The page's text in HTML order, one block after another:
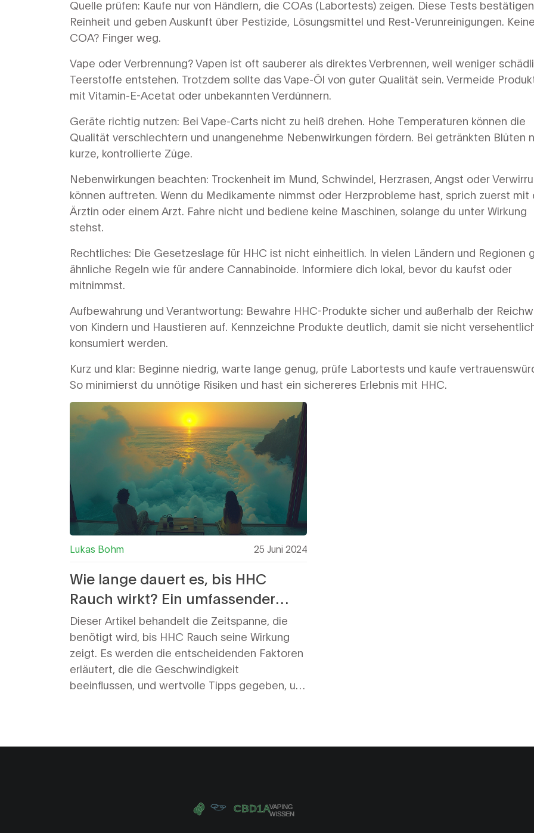
Quelle prüfen: Kaufe nur von Händlern, die COAs (Labortests) zeigen. Diese Tests bestätigen
Reinheit und geben Auskunft über Pestizide, Lösungsmittel und Rest-Verunreinigungen. Keine
COA? Finger weg.
Vape oder Verbrennung? Vapen ist oft sauberer als direktes Verbrennen, weil weniger
Teerstoffe entstehen. Trotzdem sollte das Vape-Öl von guter Qualität sein. Vermeide
mit Vitamin-E-Acetat oder unbekannten Verdünnern.
Geräte richtig nutzen: Bei Vape-Carts nicht zu heiß drehen. Hohe Temperaturen können die
Qualität verschlechtern und unangenehme Nebenwirkungen fördern. Bei getränkten Blüten
kurze, kontrollierte Züge.
Nebenwirkungen beachten: Trockenheit im Mund, Schwindel, Herzrasen, Angst oder
können auftreten. Wenn du Medikamente nimmst oder Herzprobleme hast, sprich zuerst mit
Ärztin oder einem Arzt. Fahre nicht und bediene keine Maschinen, solange du unter Wirkung
stehst.
Rechtliches: Die Gesetzeslage für HHC ist nicht einheitlich. In vielen Ländern und Regionen
ähnliche Regeln wie für andere Cannabinoide. Informiere dich lokal, bevor du kaufst oder
mitnimmst.
Aufbewahrung und Verantwortung: Bewahre HHC-Produkte sicher und außerhalb der
von Kindern und Haustieren auf. Kennzeichne Produkte deutlich, damit sie nicht
konsumiert werden.
Kurz und klar: Beginne niedrig, warte lange genug, prüfe Labortests und kaufe
So minimierst du unnötige Risiken und hast ein sichereres Erlebnis mit HHC.
Lukas Bohm 25 Juni 2024
Wie lange dauert es, bis HHC
Rauch wirkt? Ein umfassender
Leitfaden
Dieser Artikel behandelt die Zeitspanne, die
benötigt wird, bis HHC Rauch seine Wirkung
zeigt. Es werden die entscheidenden Faktoren
erläutert, die die Geschwindigkeit
beeinflussen, und wertvolle Tipps gegeben, um